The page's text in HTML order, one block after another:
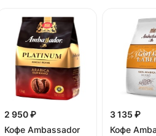
2 950 ₽
Кофе Ambassador
3 135 ₽
Кофе